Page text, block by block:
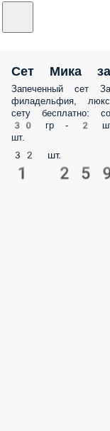
Сет Мика
Запеченный сет
филадельфия,
сету
30 гр - 2 шт,
шт.
32 шт.
1